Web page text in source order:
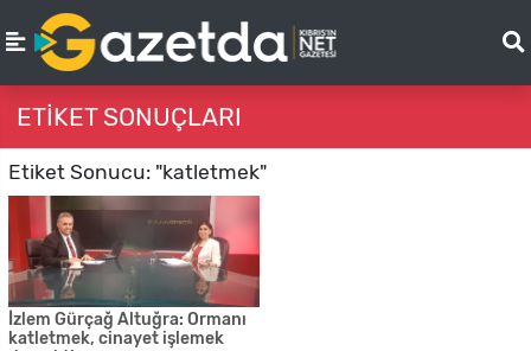
ETIKET SONUÇLARI
Etiket Sonucu: "katletmek"
İzlem Gürçağ Altuğra: Ormanı
katletmek, cinayet işlemek